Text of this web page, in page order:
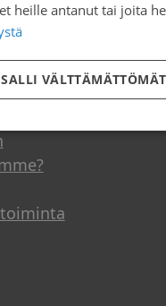
heille antanut tai joita
SALLI VÄLTTÄMÄTTÖMÄT